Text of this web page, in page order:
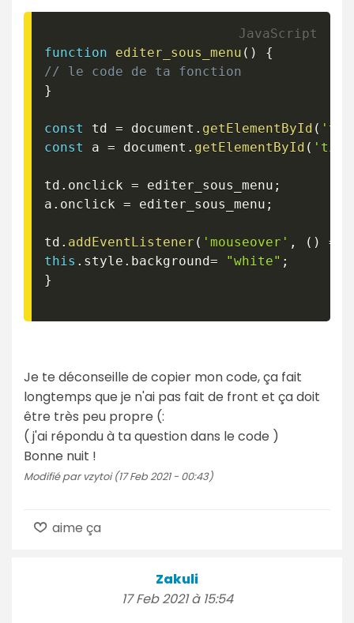
function editer_sous_menu ( )
{
// le code de ta fonction
}
const td = document . getElementById (
const
a = document . getElementById (
td . onclick = editer_sous_menu ;
a . onclick = editer_sous_menu ;
td . addEventListener ( 'mouseover' , ( ) =>
this . style . background= "white" ;
}
Je te déconseille de copier mon code, ça fait
longtemps que je n'ai pas fait de front et ça doit
être très peu propre (:
( j'ai répondu à ta question dans le code )
Bonne nuit !
Modifié par vzytoi (17 Feb 2021 - 00:43)
aime ça
Zakuli
17 Feb 2021 à 15:54